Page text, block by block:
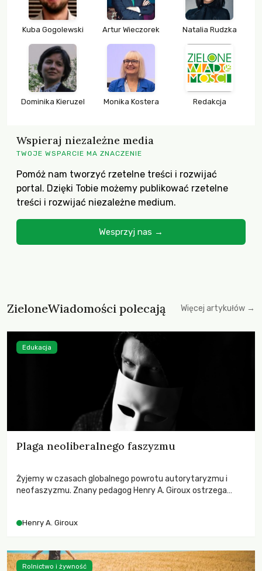
Kuba Gogolewski Artur Wieczorek Natalia Rudzka
Dominika Kieruzel Monika Kostera Redakcja
Wspieraj niezależne media
TWOJE WSPARCIE MA ZNACZENIE
Pomóż nam tworzyć rzetelne treści i rozwijać
portal. Dzięki Tobie możemy publikować rzetelne
treści i rozwijać niezależne medium.
Wesprzyj nas →
ZieloneWiadomości polecają Więcej artykułów →
Plaga neoliberalnego faszyzmu
Żyjemy w czasach globalnego powrotu autorytaryzmu i
neofaszyzmu. Znany pedagog Henry A. Giroux ostrzega
wychowają świadomych obywateli?
Henry A. Giroux
Edukacja
Rolnictwo i żywność